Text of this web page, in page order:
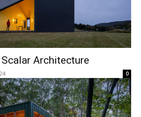
Scalar Architecture
0